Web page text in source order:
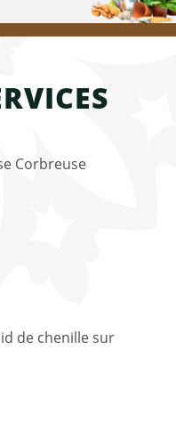
Corbreuse
de chenille sur